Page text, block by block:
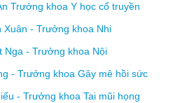
Trưởng khoa Y học cổ truyền
Xuân - Trưởng khoa Nhi
Nga - Trưởng khoa Nội
- Trưởng khoa Gây mê hồi sức
- Trưởng khoa Tai mũi họng